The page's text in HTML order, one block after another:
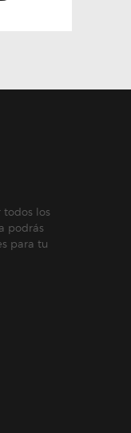
opciones
página
de
los
podrás
para tu